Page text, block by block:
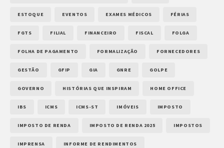
ESTOQUE EVENTOS EXAMES MÉDICOS FÉRIAS
FGTS FILIAL FINANCEIRO FISCAL FOLGA
FOLHA DE PAGAMENTO FORMALIZAÇÃO FORNECEDORES
GESTÃO GFIP GIA GNRE GOLPE
GOVERNO HISTÓRIAS QUE INSPIRAM HOME OFFICE
IBS ICMS ICMS-ST IMÓVEIS IMPOSTO
IMPOSTO DE RENDA IMPOSTO DE RENDA 2025 IMPOSTOS
IMPRENSA INFORME DE RENDIMENTOS